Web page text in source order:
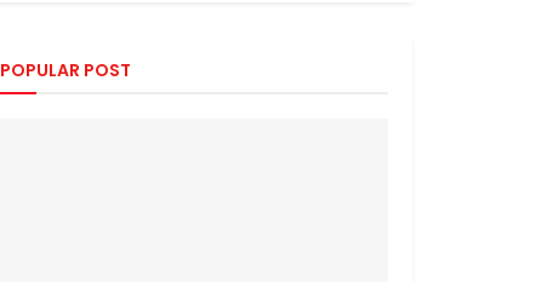
POPULAR POST